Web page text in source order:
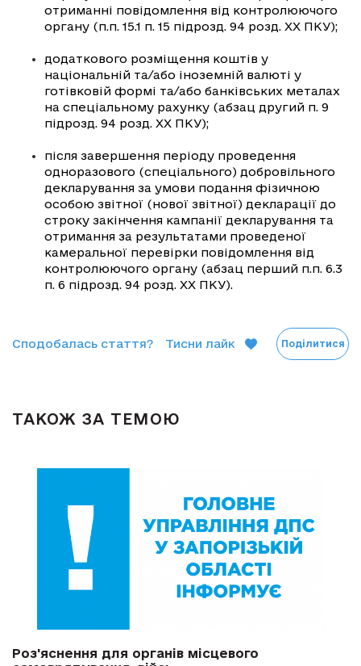
отриманні повідомлення від контролюючого
органу (п.п. 15.1 п. 15 підрозд. 94 розд. ХХ ПКУ);
додаткового розміщення коштів у
національній та/або іноземній валюті у
готівковій формі та/або банківських металах
на спеціальному рахунку (абзац другий п. 9
підрозд. 94 розд. ХХ ПКУ);
після завершення періоду проведення
одноразового (спеціального) добровільного
декларування за умови подання фізичною
особою звітної (нової звітної) декларації до
строку закінчення кампанії декларування та
отримання за результатами проведеної
камеральної перевірки повідомлення від
контролюючого органу (абзац перший п.п. 6.3
п. 6 підрозд. 94 розд. ХХ ПКУ).
Сподобалась стаття? Тисни лайк Поділитися
ТАКОЖ ЗА ТЕМОЮ
Роз'яснення для органів місцевого